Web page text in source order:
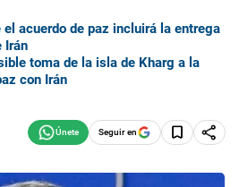
acuerdo de paz incluirá la entrega
Irán
toma de la isla de Kharg a la
con Irán
Seguir en